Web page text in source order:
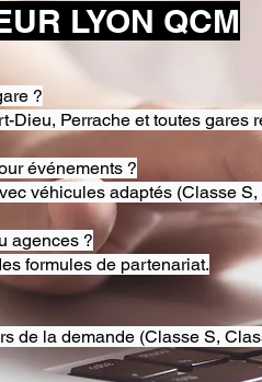
LYON QCM
?
Dieu, Perrache et toutes gares
événements ?
véhicules adaptés (Classe S,
agences ?
formules de partenariat.
de la demande (Classe S,